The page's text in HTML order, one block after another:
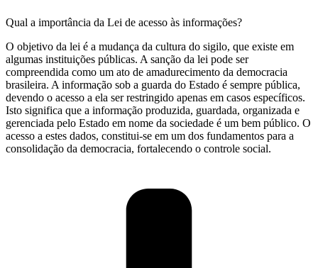
Qual a importância da Lei de acesso às informações?
O objetivo da lei é a mudança da cultura do sigilo, que existe em
algumas instituições públicas. A sanção da lei pode ser
compreendida como um ato de amadurecimento da democracia
brasileira. A informação sob a guarda do Estado é sempre pública,
devendo o acesso a ela ser restringido apenas em casos específicos.
Isto significa que a informação produzida, guardada, organizada e
gerenciada pelo Estado em nome da sociedade é um bem público. O
acesso a estes dados, constitui-se em um dos fundamentos para a
consolidação da democracia, fortalecendo o controle social.